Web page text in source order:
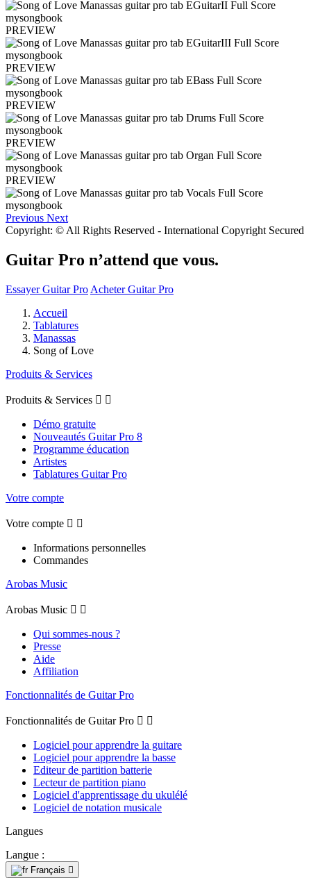
PREVIEW
PREVIEW
PREVIEW
PREVIEW
PREVIEW
Previous Next
Copyright: © All Rights Reserved - International Copyright Secured
Guitar Pro n’attend que vous.
Essayer Guitar Pro Acheter Guitar Pro
Accueil
Tablatures
Manassas
Song of Love
Produits & Services
Produits & Services  
Démo gratuite
Nouveautés Guitar Pro 8
Programme éducation
Artistes
Tablatures Guitar Pro
Votre compte
Votre compte  
Informations personnelles
Commandes
Arobas Music
Arobas Music  
Qui sommes-nous ?
Presse
Aide
Affiliation
Fonctionnalités de Guitar Pro
Fonctionnalités de Guitar Pro  
Logiciel pour apprendre la guitare
Logiciel pour apprendre la basse
Editeur de partition batterie
Lecteur de partition piano
Logiciel d'apprentissage du ukulélé
Logiciel de notation musicale
Langues
Langue :
Français 